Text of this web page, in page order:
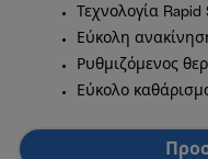
Τεχνολογία Rapid
Εύκολη
Ρυθμιζόμενος
Εύκολο